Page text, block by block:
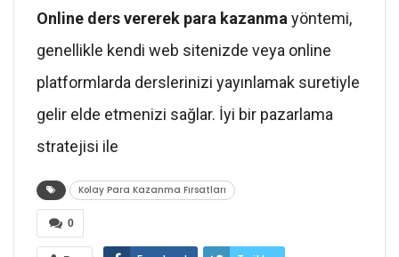
Online ders vererek para kazanma yöntemi,
genellikle kendi web sitenizde veya online
platformlarda derslerinizi yayınlamak suretiyle
gelir elde etmenizi sağlar. İyi bir pazarlama
stratejisi ile
Kolay Para Kazanma Fırsatları
0